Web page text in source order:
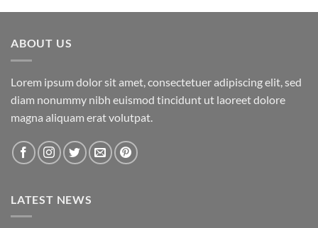
ABOUT US
Lorem ipsum dolor sit amet, consectetuer adipiscing elit, sed
diam nonummy nibh euismod tincidunt ut laoreet dolore
magna aliquam erat volutpat.
LATEST NEWS